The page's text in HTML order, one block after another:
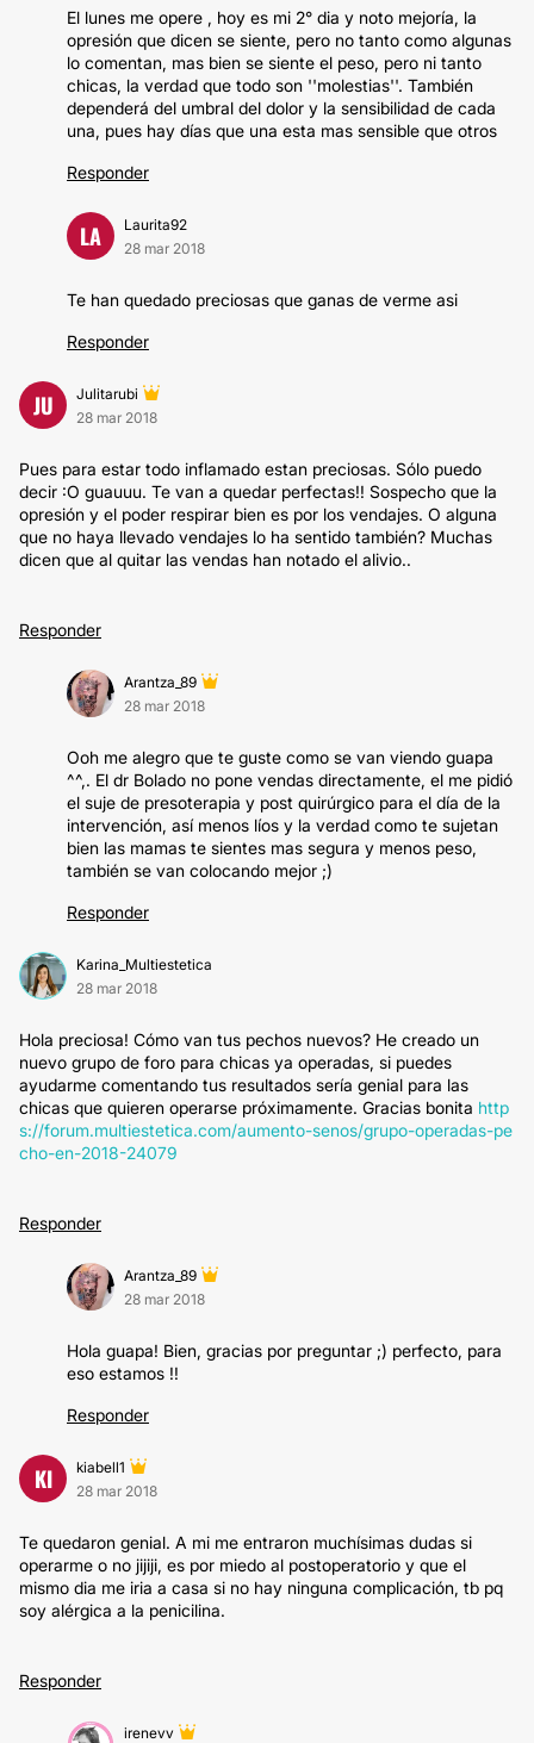
El lunes me opere , hoy es mi 2° dia y noto mejoría, la
opresión que dicen se siente, pero no tanto como algunas
lo comentan, mas bien se siente el peso, pero ni tanto
chicas, la verdad que todo son ''molestias''. También
dependerá del umbral del dolor y la sensibilidad de cada
una, pues hay días que una esta mas sensible que otros
Responder
LA
Laurita92
28 mar 2018
Te han quedado preciosas que ganas de verme asi
Responder
JU
Julitarubi
28 mar 2018
Pues para estar todo inflamado estan preciosas. Sólo puedo
decir :O guauuu. Te van a quedar perfectas!! Sospecho que la
opresión y el poder respirar bien es por los vendajes. O alguna
que no haya llevado vendajes lo ha sentido también? Muchas
dicen que al quitar las vendas han notado el alivio..
Responder
Arantza_89
28 mar 2018
Ooh me alegro que te guste como se van viendo guapa
^^,. El dr Bolado no pone vendas directamente, el me pidió
el suje de presoterapia y post quirúrgico para el día de la
intervención, así menos líos y la verdad como te sujetan
bien las mamas te sientes mas segura y menos peso,
también se van colocando mejor ;)
Responder
Karina_Multiestetica
28 mar 2018
Hola preciosa! Cómo van tus pechos nuevos? He creado un
nuevo grupo de foro para chicas ya operadas, si puedes
ayudarme comentando tus resultados sería genial para las
chicas que quieren operarse próximamente. Gracias bonita http
s://forum.multiestetica.com/aumento-senos/grupo-operadas-pe
cho-en-2018-24079
Responder
Arantza_89
28 mar 2018
Hola guapa! Bien, gracias por preguntar ;) perfecto, para
eso estamos !!
Responder
KI
kiabell1
28 mar 2018
Te quedaron genial. A mi me entraron muchísimas dudas si
operarme o no jijiji, es por miedo al postoperatorio y que el
mismo dia me iria a casa si no hay ninguna complicación, tb pq
soy alérgica a la penicilina.
Responder
irenevv